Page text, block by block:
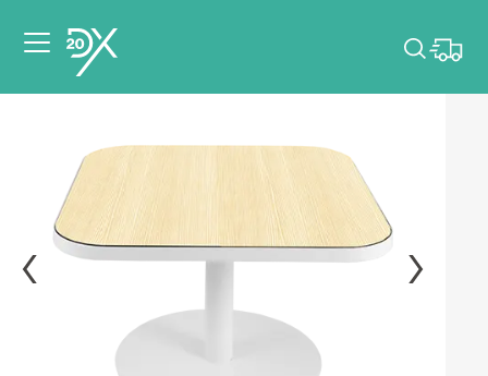
dates de votre
Choisir mes dates